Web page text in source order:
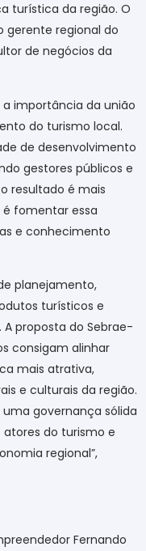
turística da região. O
regional do
de negócios da
a importância da união
do turismo local.
de desenvolvimento
gestores públicos e
resultado é mais
fomentar essa
e conhecimento
planejamento,
turísticos e
proposta do Sebrae-
consigam alinhar
mais atrativa,
e culturais da região.
governança sólida
do turismo e
regional”,
Fernando